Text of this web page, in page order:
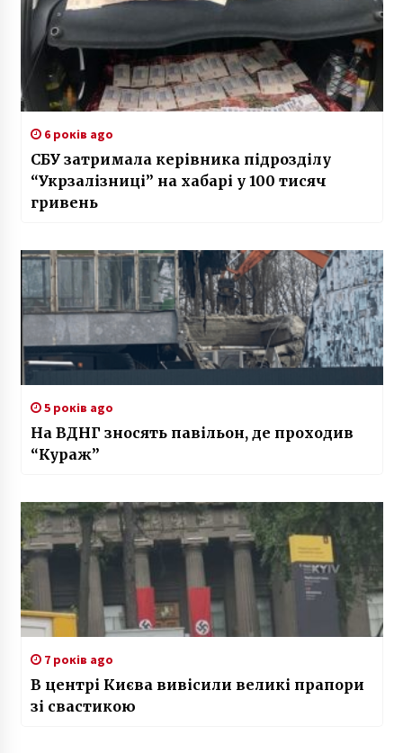
6 років ago
СБУ затримала керівника підрозділу
“Укрзалізниці” на хабарі у 100 тисяч
гривень
5 років ago
На ВДНГ зносять павільон, де проходив
“Кураж”
7 років ago
В центрі Києва вивісили великі прапори
зі свастикою